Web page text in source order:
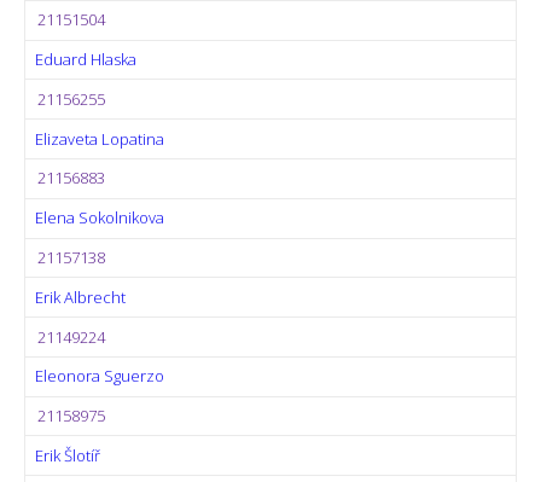
21151504
Eduard Hlaska
21156255
Elizaveta Lopatina
21156883
Elena Sokolnikova
21157138
Erik Albrecht
21149224
Eleonora Sguerzo
21158975
Erik Šlotíř